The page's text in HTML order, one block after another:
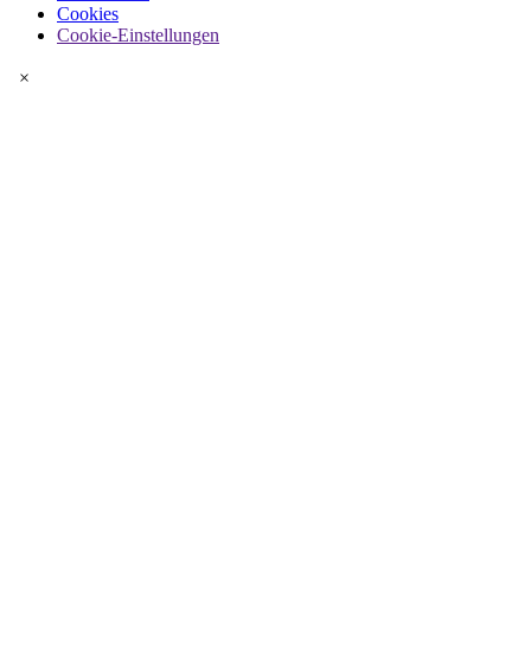
Cookies
Cookie-Einstellungen
×